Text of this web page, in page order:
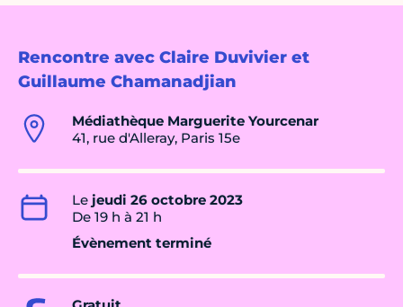
Rencontre avec Claire Duvivier et
Guillaume Chamanadjian
Médiathèque Marguerite Yourcenar
41, rue d'Alleray, Paris 15e
Le jeudi 26 octobre 2023
De 19 h à 21 h
Évènement terminé